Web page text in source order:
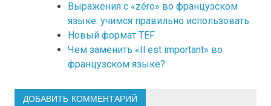
Выражения с «zéro» во французском
языке: учимся правильно использовать
Новый формат TEF
Чем заменить «Il est important» во
французском языке?
ДОБАВИТЬ КОММЕНТАРИЙ